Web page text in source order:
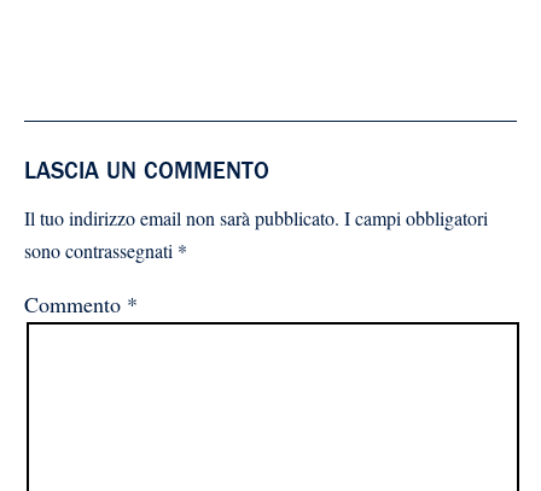
LASCIA UN COMMENTO
Il tuo indirizzo email non sarà pubblicato. I campi obbligatori
sono contrassegnati *
Commento *